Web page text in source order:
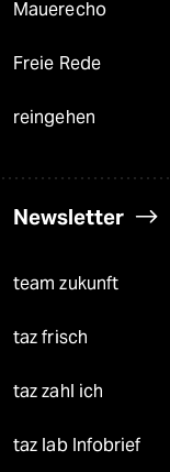
Mauerecho
Freie Rede
reingehen
Newsletter
team zukunft
taz frisch
taz zahl ich
taz lab Infobrief